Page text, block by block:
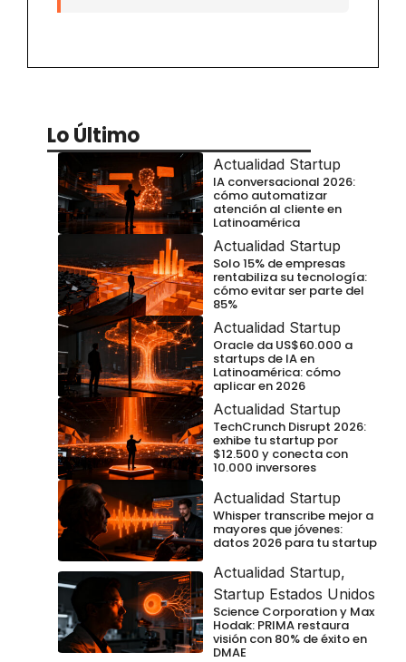
Lo Último
Actualidad Startup
IA conversacional 2026:
cómo automatizar
atención al cliente en
Latinoamérica
Actualidad Startup
Solo 15% de empresas
rentabiliza su tecnología:
cómo evitar ser parte del
85%
Actualidad Startup
Oracle da US$60.000 a
startups de IA en
Latinoamérica: cómo
aplicar en 2026
Actualidad Startup
TechCrunch Disrupt 2026:
exhibe tu startup por
$12.500 y conecta con
10.000 inversores
Actualidad Startup
Whisper transcribe mejor a
mayores que jóvenes:
datos 2026 para tu startup
Actualidad Startup,
Startup Estados Unidos
Science Corporation y Max
Hodak: PRIMA restaura
visión con 80% de éxito en
DMAE